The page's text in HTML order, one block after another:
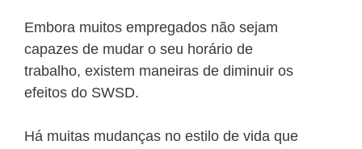
Embora muitos empregados não sejam
capazes de mudar o seu horário de
trabalho, existem maneiras de diminuir os
efeitos do SWSD.
Há muitas mudanças no estilo de vida que